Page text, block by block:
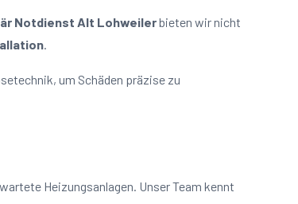
Notdienst Alt Lohweilerbieten wir nicht
.
um Schäden präzise zu
Heizungsanlagen. Unser Team kennt